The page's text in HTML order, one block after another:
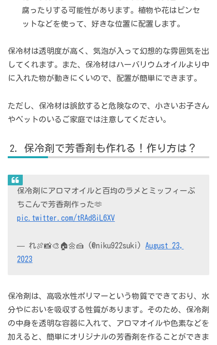
腐ったりする可能性があります。植物や花はピンセ
ットなどを使って、好きな位置に配置します。
保冷材は透明度が高く、気泡が入って幻想的な雰囲気を出
してくれます。また、保冷材はハーバリウムオイルより中
に入れた物が動きにくいので、配置が簡単にできます。
ただし、保冷材は誤飲すると危険なので、小さいお子さん
やペットのいるご家庭では注意してください。
保冷剤で芳香剤も作れる！作り方は？
保冷剤にアロマオイルと百均のラメとミッフィーぶ
ちこんで芳香剤作った🫶
pic.twitter.com/tRAd8iL6XV
— れ🍖📸🎨🏠🌼🍰 (@niku922suki)August 23,
2023
保冷剤は、高吸水性ポリマーという物質でできており、水
分やにおいを吸収する性質があります。そのため、保冷剤
の中身を透明な容器に入れて、アロマオイルや色素などを
加えると、簡単にオリジナルの芳香剤を作ることができま